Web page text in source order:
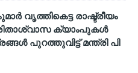
വൃത്തികെട്ട രാഷ്ട്രീയം
ക്യാംപുകള്‍
പുറത്തുവിട്ട് മന്ത്രി പി